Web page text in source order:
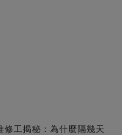
修工揭秘：為什麼隔幾天